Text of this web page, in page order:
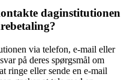
daginstitutionen
via telefon, e-mail eller
på deres spørgsmål om
ringe eller sende en e-mail